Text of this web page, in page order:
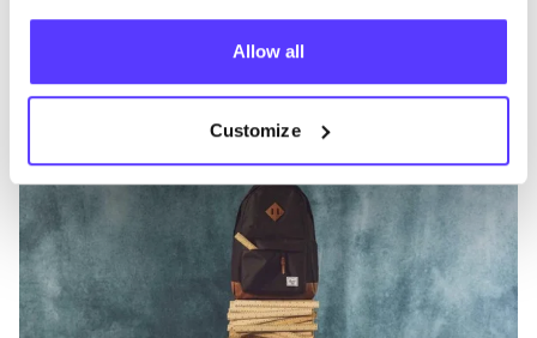
Allow all
Customize